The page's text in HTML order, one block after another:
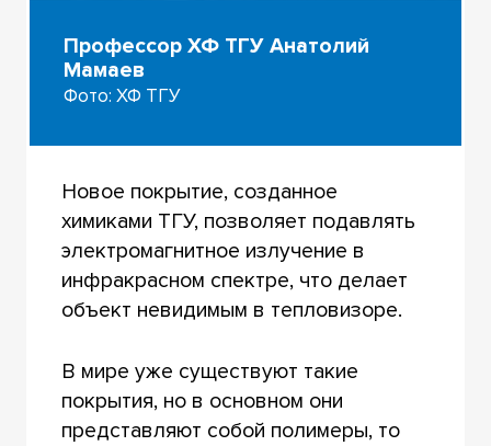
Профессор ХФ ТГУ Анатолий
Мамаев
Фото: ХФ ТГУ
Новое покрытие, созданное
химиками ТГУ, позволяет подавлять
электромагнитное излучение в
инфракрасном спектре, что делает
объект невидимым в тепловизоре.
В мире уже существуют такие
покрытия, но в основном они
представляют собой полимеры, то